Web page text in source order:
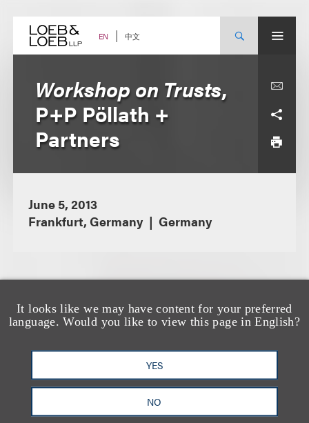
content EN 中文
It looks like we may have content for your preferred
language. Would you like to view this page in English?
YES
NO
Workshop on Trusts,
P+P Pöllath +
Partners
June 5, 2013
Frankfurt, Germany
Germany
洛杉矶 纽约 芝加哥
那什维尔
旧金山
香港